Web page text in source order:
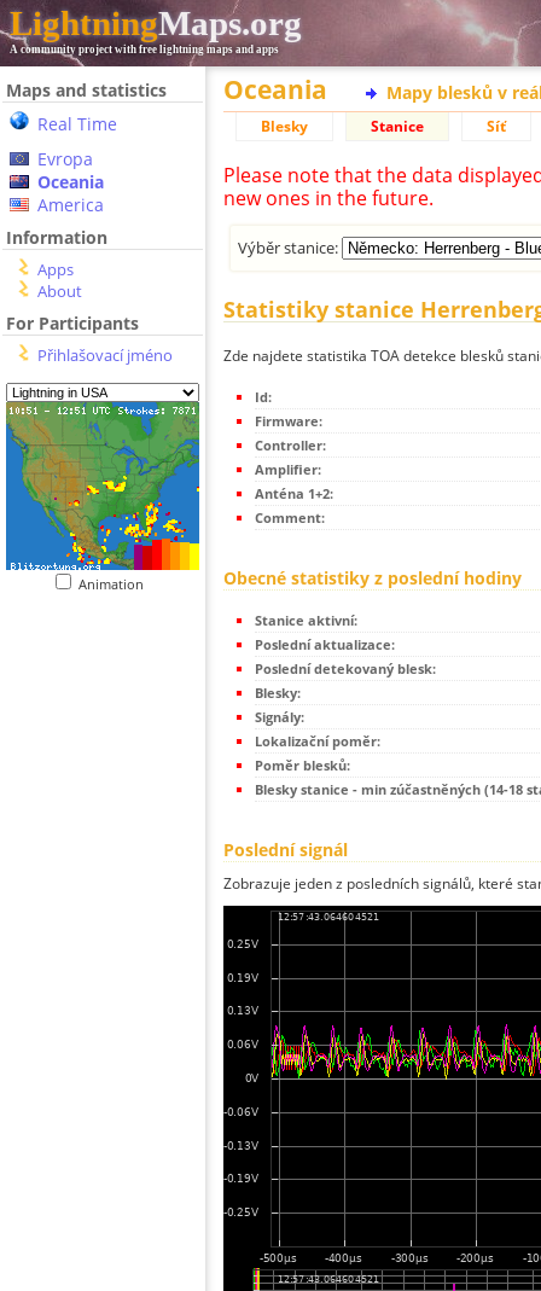
LightningMaps.org
A community project with free lightning maps and apps
Maps and statistics
Real Time
Evropa
Oceania
America
Information
Apps
About
For Participants
Přihlašovací jméno
Animation
Oceania Mapy blesků v
Blesky Stanice Síť
Please note that the data
new ones in the future.
Výběr stanice:
Statistiky stanice
Zde najdete statistika TOA detekce blesků
Id:
Firmware:
Controller:
Amplifier:
Anténa 1+2:
Comment:
Obecné statistiky z poslední hodiny
Stanice aktivní:
Poslední aktualizace:
Poslední detekovaný blesk:
Blesky:
Signály:
Lokalizační poměr:
Poměr blesků:
Blesky stanice - min zúčastněných (14-18
Poslední signál
Zobrazuje jeden z posledních signálů, které